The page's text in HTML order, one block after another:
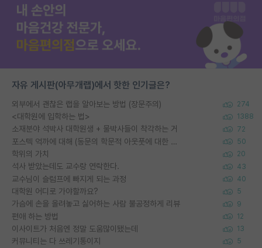
자유 게시판(아무개랩)에서 핫한 인기글은?
외부에서 괜찮은 랩을 알아보는 방법 (장문주의) 274
<대학원에 입학하는 법> 1388
소재분야 석박사 대학원생 + 물박사들이 착각하는 거 72
포스텍 억까에 대해 (동문의 학문적 아웃풋에 대한 반박) 50
학위의 가치 20
석사 받았는데도 교수랑 연락한다. 43
교수님이 슬럼프에 빠지게 되는 과정 40
대학원 어디로 가야할까요? 5
가슴에 손을 올려놓고 싫어하는 사람 불공정하게 리뷰 9
편애 하는 방법 12
이사이트가 처음엔 정말 도움많이됐는데 13
커뮤니티는 다 쓰레기통이지 5